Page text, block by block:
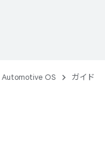
Automotive OS ガイド